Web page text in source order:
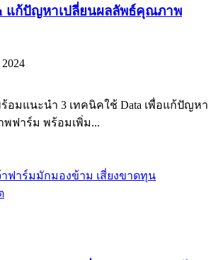
แก้ปัญหาเปลี่ยนผลลัพธ์คุณภาพ
อมแนะนำ 3 เทคนิคใช้ Data เพื่อแก้ปัญหา
ฟาร์ม พร้อมเพิ่ม...